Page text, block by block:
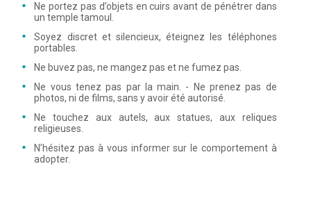
Ne portez pas d’objets en cuirs avant de pénétrer dans
un temple tamoul.
Soyez discret et silencieux, éteignez les téléphones
portables.
Ne buvez pas, ne mangez pas et ne fumez pas.
Ne vous tenez pas par la main. - Ne prenez pas de
photos, ni de films, sans y avoir été autorisé.
Ne touchez aux autels, aux statues, aux reliques
religieuses.
N’hésitez pas à vous informer sur le comportement à
adopter.